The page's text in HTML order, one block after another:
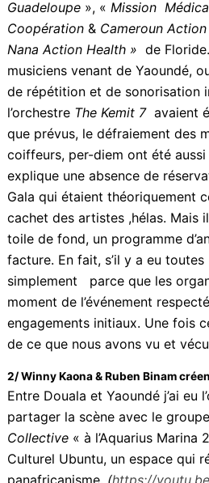
le lieu d’implantation des
Guadeloupe», «Mission
Coopération&Cameroun Action
Nana Action Health »de Floride.
musiciens venant de Yaoundé,
studio de répétition et de
l’orchestre The Kemit 7avaient
Bien que prévus, le défraiement
maquilleurs-coiffeurs, per-diem
Ce qui explique une absence de
dîners de Gala qui étaient
assurer le cachet des artistes
quand même en toile de fond,
d’animation de très haute
toutes ces tensions, c’est tout
les organisateurs n’ont à aucun
initiaux. Une fois ces choses
nous avons vu et vécu.
2/ Winny Kaona & Ruben Binam
Entre Douala et Yaoundé j’ai eu
partager la scène avec le